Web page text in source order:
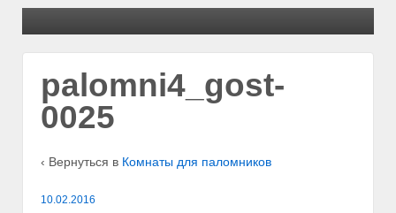
palomni4_gost-
0025
‹ Вернуться в Комнаты для паломников
10.02.2016